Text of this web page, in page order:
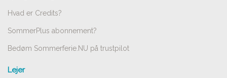
Hvad er Credits?
SommerPlus abonnement?
Bedøm Sommerferie.NU på trustpilot
Lejer